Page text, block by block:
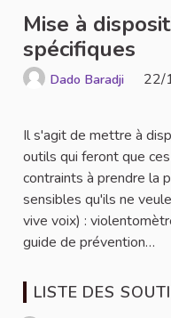
Mise à
spécifiques
Dado Baradji 22/
Il s'agit de mettre à
outils qui feront que
contraints à prendre la
sensibles qu'ils ne
vive voix) :
guide de prévention…
LISTE DES